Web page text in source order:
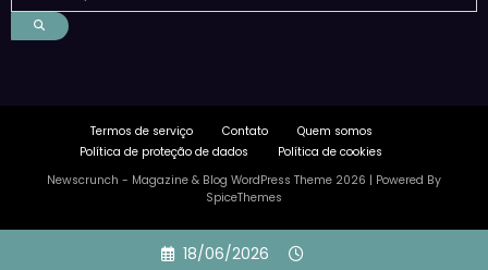
Termos de serviço Contato
Quem somos
Política de proteção de dados
Política de cookies
Newscrunch - Magazine & Blog WordPress Theme 2026 | Powered By
SpiceThemes
18/06/2026